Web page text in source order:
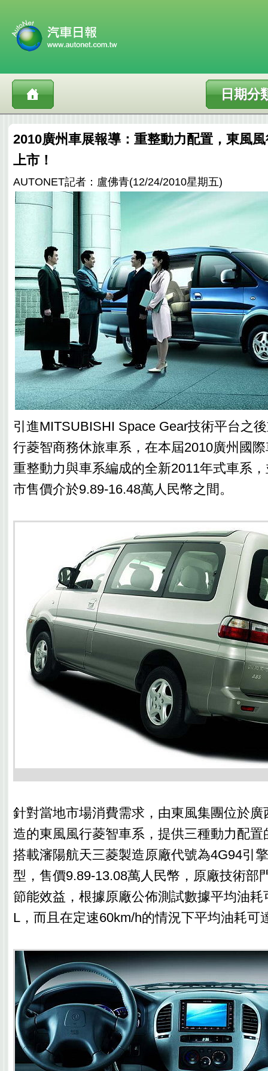
日期分
2010廣州車展報導：重整動力配置，東風
上市！
AUTONET記者：盧佛青(12/24/2010星期五)
引進MITSUBISHI Space Gear技術平台之
行菱智商務休旅車系，在本屆2010廣州國
重整動力與車系編成的全新2011年式車系
市售價介於9.89-16.48萬人民幣之間。
針對當地市場消費需求，由東風集團位於
造的東風風行菱智車系，提供三種動力配
搭載瀋陽航天三菱製造原廠代號為4G94引
型，售價9.89-13.08萬人民幣，原廠技術部
節能效益，根據原廠公佈測試數據平均油耗
L，而且在定速60km/h的情況下平均油耗可